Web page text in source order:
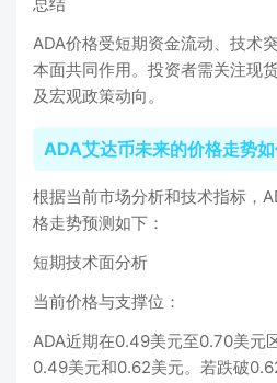
ADA价格受短期资金流动、技术
本面共同作用。投资者需关注现
及宏观政策动向‌。
ADA艾达币未来的价格走势如
根据当前市场分析和技术指标，
格走势预测如下：
短期技术面分析
‌当前价格与支撑位‌：
ADA近期在0.49美元至0.70美元
0.49美元和0.62美元。若跌破